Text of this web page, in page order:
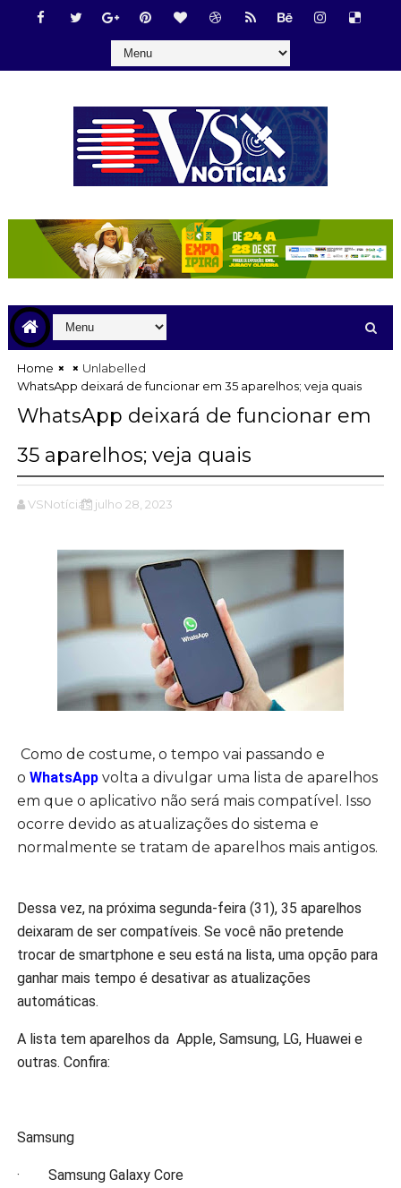
Home
Unlabelled
WhatsApp deixará de funcionar em 35 aparelhos; veja quais
WhatsApp deixará de funcionar em
35 aparelhos; veja quais
VSNotícias julho 28, 2023
Como de costume, o tempo vai passando e
o WhatsApp volta a divulgar uma lista de aparelhos
em que o aplicativo não será mais compatível. Isso
ocorre devido as atualizações do sistema e
normalmente se tratam de aparelhos mais antigos.
Dessa vez, na próxima segunda-feira (31), 35 aparelhos
deixaram de ser compatíveis. Se você não pretende
trocar de smartphone e seu está na lista, uma opção para
ganhar mais tempo é desativar as atualizações
automáticas.
A lista tem aparelhos da Apple, Samsung, LG, Huawei e
outras. Confira:
Samsung
· Samsung Galaxy Core